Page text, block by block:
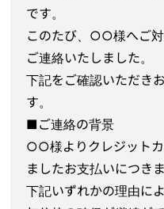
です。
このたび、○○様へご
ご連絡いたしました。
下記をご確認いただき
す。
■ご連絡の背景
○○様よりクレジット
ましたお支払いにつきま
下記いずれかの理由に